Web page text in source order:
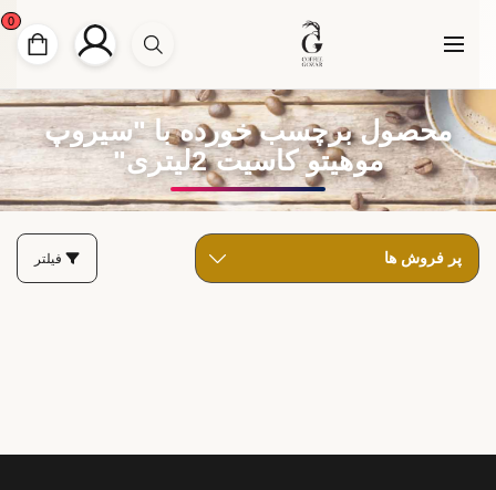
0
محصول برچسب خورده با "سیروپ
موهیتو کاسیت 2لیتری"
فیلتر